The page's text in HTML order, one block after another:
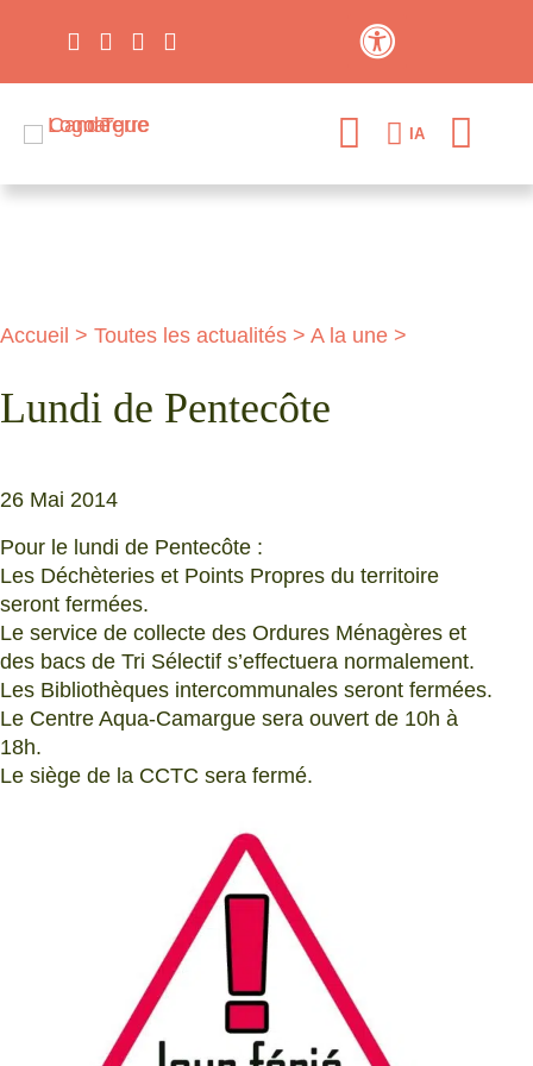
IA
Accueil > Toutes les actualités > A la une >
Lundi de Pentecôte
26 Mai 2014
Pour le lundi de Pentecôte :
Les Déchèteries et Points Propres du territoire
seront fermées.
Le service de collecte des Ordures Ménagères et
des bacs de Tri Sélectif s’effectuera normalement.
Les Bibliothèques intercommunales seront fermées.
Le Centre Aqua-Camargue sera ouvert de 10h à
18h.
Le siège de la CCTC sera fermé.